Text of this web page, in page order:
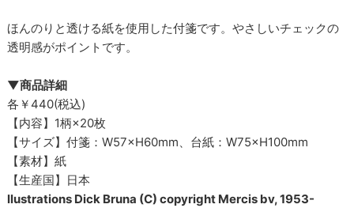
ほんのりと透ける紙を使用した付箋です。やさしいチェックの
透明感がポイントです。
▼商品詳細
各￥440(税込)
【内容】1柄×20枚
【サイズ】付箋：W57×H60mm、台紙：W75×H100mm
【素材】紙
【生産国】日本
llustrations Dick Bruna (C) copyright Mercis bv, 1953-